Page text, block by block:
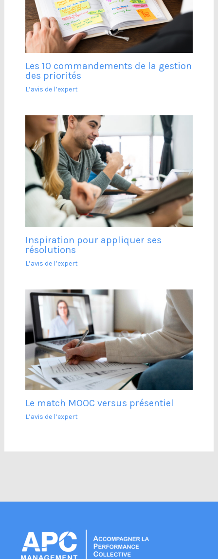
Les 10 commandements de la gestion
des priorités
L’avis de l’expert
Inspiration pour appliquer ses
résolutions
L’avis de l’expert
Le match MOOC versus présentiel
L’avis de l’expert